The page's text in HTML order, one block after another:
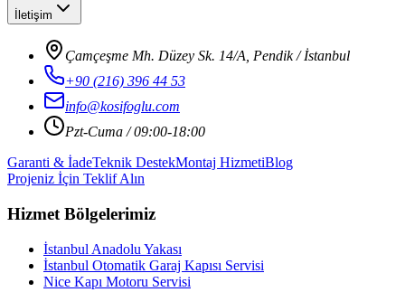
İletişim
Çamçeşme Mh. Düzey Sk. 14/A, Pendik / İstanbul
+90 (216) 396 44 53
info@kosifoglu.com
Pzt-Cuma / 09:00-18:00
Garanti & İadeTeknik DestekMontaj HizmetiBlog
Projeniz İçin Teklif Alın
Hizmet Bölgelerimiz
İstanbul Anadolu Yakası
İstanbul Otomatik Garaj Kapısı Servisi
Nice Kapı Motoru Servisi